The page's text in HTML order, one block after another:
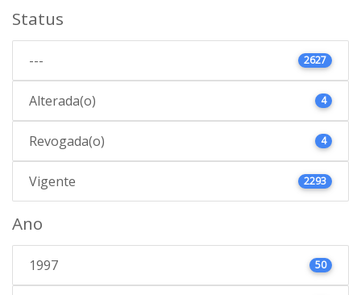
Status
--- 2627
Alterada(o) 4
Revogada(o) 4
Vigente 2293
Ano
1997 50